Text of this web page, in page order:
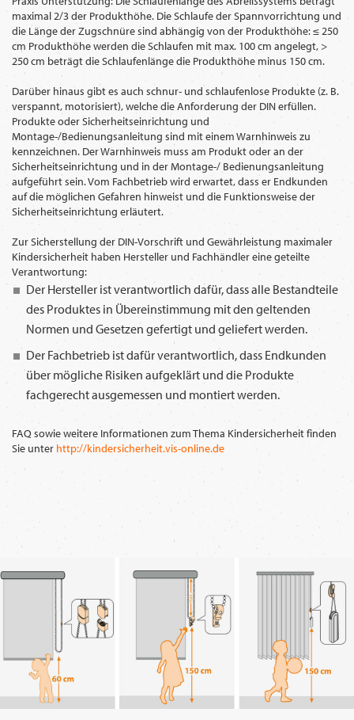
maximal 2/3 der Produkthöhe. Die Schlaufe der Spannvorrichtung und
die Länge der Zugschnüre sind abhängig von der Produkthöhe: ≤ 250
cm Produkthöhe werden die Schlaufen mit max. 100 cm angelegt, >
250 cm beträgt die Schlaufenlänge die Produkthöhe minus 150 cm.
Darüber hinaus gibt es auch schnur- und schlaufenlose Produkte (z. B.
verspannt, motorisiert), welche die Anforderung der DIN erfüllen.
Produkte oder Sicherheitseinrichtung und
Montage-/Bedienungsanleitung sind mit einem Warnhinweis zu
kennzeichnen. Der Warnhinweis muss am Produkt oder an der
Sicherheitseinrichtung und in der Montage-/ Bedienungsanleitung
aufgeführt sein. Vom Fachbetrieb wird erwartet, dass er Endkunden
auf die möglichen Gefahren hinweist und die Funktionsweise der
Sicherheitseinrichtung erläutert.
Zur Sicherstellung der DIN-Vorschrift und Gewährleistung maximaler
Kindersicherheit haben Hersteller und Fachhändler eine geteilte
Verantwortung:
Der Hersteller ist verantwortlich dafür, dass alle Bestandteile
des Produktes in Übereinstimmung mit den geltenden
Normen und Gesetzen gefertigt und geliefert werden.
Der Fachbetrieb ist dafür verantwortlich, dass Endkunden
über mögliche Risiken aufgeklärt und die Produkte
fachgerecht ausgemessen und montiert werden.
FAQ sowie weitere Informationen zum Thema Kindersicherheit finden
Sie unter http://kindersicherheit.vis-online.de